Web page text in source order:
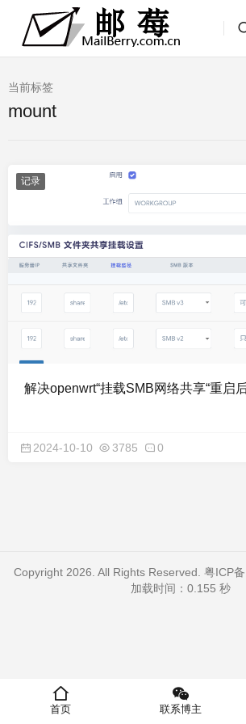
当前标签
mount
记录
解决openwrt“挂载SMB网络共享“重启
2024-10-10 3785 0
Copyright 2026. All Rights Reserved. 粤ICP
加载时间：0.155 秒
首页 联系博主